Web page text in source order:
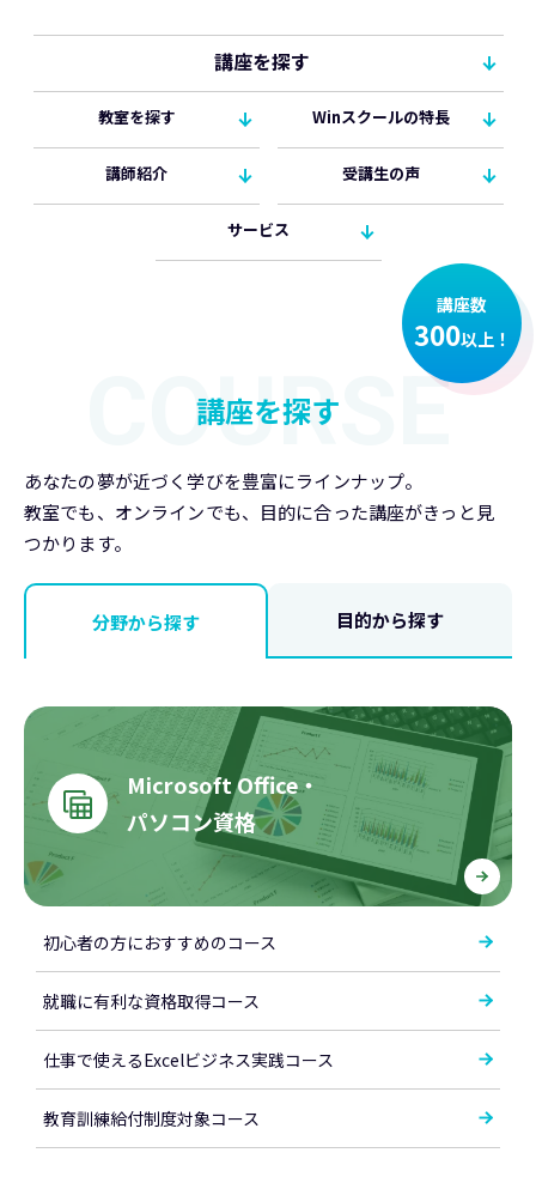
講座を探す
教室を探す Winスクールの特長
講師紹介 受講生の声
サービス
COURSE
講座を探す
あなたの夢が近づく学びを豊富にラインナップ。
教室でも、オンラインでも、目的に合った講座がきっと見
つかります。
講座数
300以上！
分野から探す 目的から探す
Microsoft Office・
パソコン資格
初心者の方におすすめのコース
就職に有利な資格取得コース
仕事で使えるExcelビジネス実践コース
教育訓練給付制度対象コース